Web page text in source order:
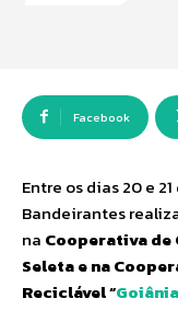
Facebook
Entre os dias 20 e
Bandeirantes
na Cooperativa de
Seleta e na
Reciclável “Goiânia